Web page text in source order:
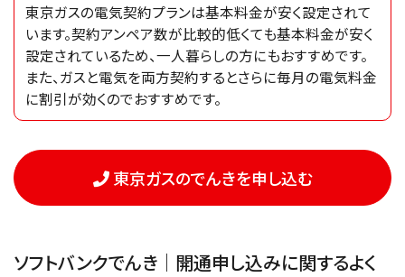
東京ガスの電気契約プランは基本料金が安く設定されて
います。契約アンペア数が比較的低くても基本料金が安く
設定されているため、一人暮らしの方にもおすすめです。
また、ガスと電気を両方契約するとさらに毎月の電気料金
に割引が効くのでおすすめです。
東京ガスのでんきを申し込む
ソフトバンクでんき｜開通申し込みに関するよく